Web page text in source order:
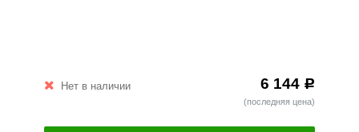
Нет в наличии 6 144 Р
(последняя цена)